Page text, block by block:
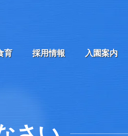
育 採用情報 入園案内